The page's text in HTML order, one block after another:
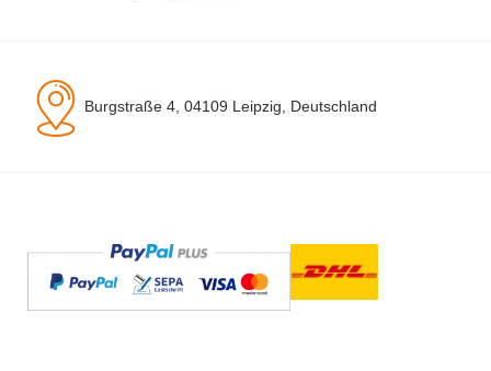
Burgstraße 4, 04109 Leipzig, Deutschland